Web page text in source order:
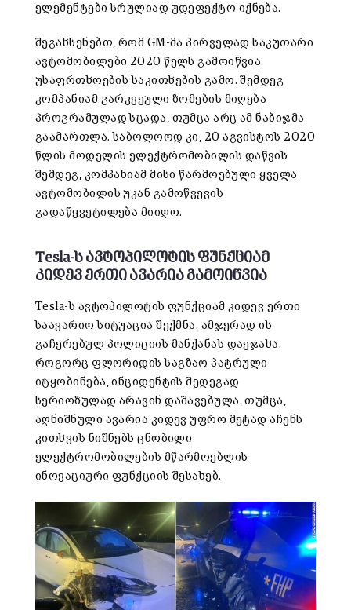
ელემენტები სრულიად უდეფექტო იქნება.
შეგახსენებთ, რომ GM-მა პირველად საკუთარი
ავტომობილები 2020 წელს გამოიწვია
უსაფრთხოების საკითხების გამო. შემდეგ
კომპანიამ გარკვეული ზომების მიღება
პროგრამულად სცადა, თუმცა არც ამ ნაბიჯმა
გაამართლა. საბოლოოდ კი, 20 აგვისტოს 2020
წლის მოდელის ელექტრომობილის დაწვის
შემდეგ, კომპანიამ მისი წარმოებული ყველა
ავტომობილის უკან გამოწვევის
გადაწყვეტილება მიიღო.
Tesla-ს ავტოპილოტის ფუნქციამ
კიდევ ერთი ავარია გამოიწვია
Tesla-ს ავტოპილოტის ფუნქციამ კიდევ ერთი
საავარიო სიტუაცია შექმნა. ამჯერად ის
გაჩერებულ პოლიციის მანქანას დაეჯახა.
როგორც ფლორიდის საგზაო პატრული
იტყობინება, ინციდენტის შედეგად
სერიოზულად არავინ დაშავებულა. თუმცა,
აღნიშნული ავარია კიდევ უფრო მეტად აჩენს
კითხვის ნიშნებს ცნობილი
ელექტრომობილების მწარმოებლის
ინოვაციური ფუნქციის შესახებ.